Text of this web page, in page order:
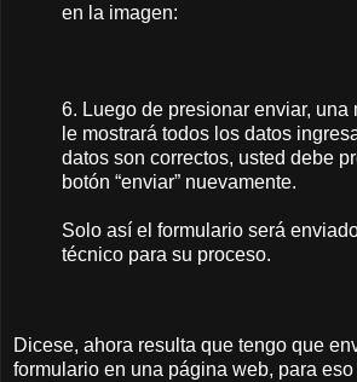
en la imagen:
6. Luego de presionar enviar, una
le mostrará todos los datos
datos son correctos, usted debe
botón “enviar” nuevamente.
Solo así el formulario será
técnico para su proceso.
Dicese, ahora resulta que tengo que
formulario en una página web, para